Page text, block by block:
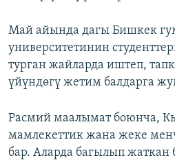
ЭЕ/АРнун бардык сайттары
Май айында дагы Бишкек
университетинин
турган жайларда иштеп,
үйүндөгү жетим балдарга
Расмий маалымат боюнча,
мамлекеттик жана жеке
бар. Аларда багылып жаткан